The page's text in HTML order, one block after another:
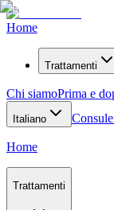
Home
Trattamenti
Chi siamoPrima e
Italiano
Home
Trattamenti